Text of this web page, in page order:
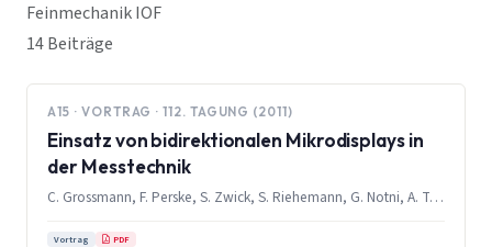
Feinmechanik IOF
14 Beiträge
A15 · VORTRAG · 112. TAGUNG (2011)
Einsatz von bidirektionalen Mikrodisplays in
der Messtechnik
C. Grossmann, F. Perske, S. Zwick, S. Riehemann, G. Notni, A. Tünnermann
Vortrag PDF